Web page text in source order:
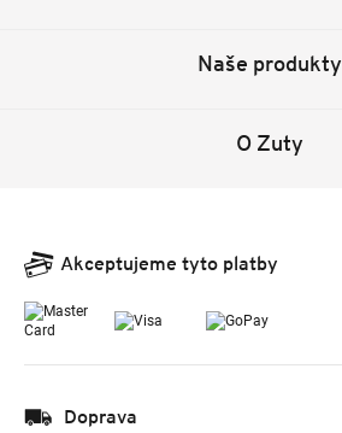
Naše produkty
O Zuty
Akceptujeme tyto platby
Doprava